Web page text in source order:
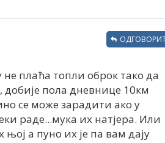
плаћа топли оброк тако да
пола дневнице 10км
се може зарадити ако у
раде...мука их натјера. Или
а пуно их је па вам дају